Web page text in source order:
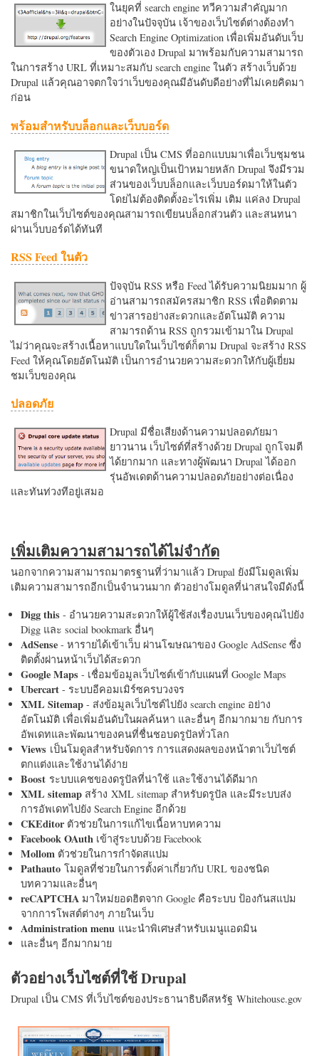
ในยุคที่ search engine ทวีความสำคัญมาก
อย่างในปัจจุบัน เจ้าของเว็บไซต์ต่างต้องทำ
Search Engine Optimization เพื่อเพิ่มอันดับเว็บ
ของตัวเอง Drupal มาพร้อมกับความสามารถ
ในการสร้าง URL ที่เหมาะสมกับ search engine ในตัว สร้างเว็บด้วย
Drupal แล้วคุณอาจตกใจว่าเว็บของคุณมีอันดับดีอย่างที่ไม่เคยคิดมา
ก่อน
พร้อมสำหรับบล็อกและเว็บบอร์ด
Drupal เป็น CMS ที่ออกแบบมาเพื่อเว็บชุมชน
ขนาดใหญ่เป็นเป้าหมายหลัก Drupal จึงมีรวม
ส่วนของเว็บบล็อกและเว็บบอร์ดมาให้ในตัว
โดยไม่ต้องติดตั้งอะไรเพิ่ม เติม แค่ลง Drupal
สมาชิกในเว็บไซต์ของคุณสามารถเขียนบล็อกส่วนตัว และสนทนา
ผ่านเว็บบอร์ดได้ทันที
RSS Feed ในตัว
ปัจจุบัน RSS หรือ Feed ได้รับความนิยมมาก ผู้
อ่านสามารถสมัครสมาชิก RSS เพื่อติดตาม
ข่าวสารอย่างสะดวกและอัตโนมัติ ความ
สามารถด้าน RSS ถูกรวมเข้ามาใน Drupal
ไม่ว่าคุณจะสร้างเนื้อหาแบบใดในเว็บไซต์ก็ตาม Drupal จะสร้าง RSS
Feed ให้คุณโดยอัตโนมัติ เป็นการอำนวยความสะดวกใหักับผู้เยี่ยม
ชมเว็บของคุณ
ปลอดภัย
Drupal มีชื่อเสียงด้านความปลอดภัยมา
ยาวนาน เว็บไซต์ที่สร้างด้วย Drupal ถูกโจมตี
ได้ยากมาก และทางผู้พัฒนา Drupal ได้ออก
รุ่นอัพเดตด้านความปลอดภัยอย่างต่อเนื่อง
และทันท่วงทีอยู่เสมอ
เพิ่มเติมความสามารถได้ไม่จำกัด
นอกจากความสามารถมาตรฐานที่ว่ามาแล้ว Drupal ยังมีโมดูลเพิ่ม
เติมความสามารถอีกเป็นจำนวนมาก ตัวอย่างโมดูลที่น่าสนใจมีดังนี้
Digg this - อำนวยความสะดวกให้ผู้ใช้ส่งเรื่องบนเว็บของคุณไปยัง
Digg และ social bookmark อื่นๆ
AdSense - หารายได้เข้าเว็บ ผ่านโฆษณาของ Google AdSense ซึ่ง
ติดตั้งผ่านหน้าเว็บได้สะดวก
Google Maps - เชื่อมข้อมูลเว็บไซต์เข้ากับแผนที่ Google Maps
Ubercart - ระบบอีคอมเมิร์ซครบวงจร
XML Sitemap - ส่งข้อมูลเว็บไซต์ไปยัง search engine อย่าง
อัตโนมัติ เพื่อเพิ่มอันดับในผลค้นหา และอื่นๆ อีกมากมาย กับการ
อัพเดทและพัฒนาของคนที่ชื่นชอบดรูปัลทั่วโลก
Views เป็นโมดูลสำหรับจัดการ การแสดงผลของหน้าตาเว็บไซต์
ตกแต่งและใช้งานได้ง่าย
Boost ระบบแคชของดรูปัลที่น่าใช้ และใช้งานได้ดีมาก
XML sitemap สร้าง XML sitemap สำหรับดรูปัล และมีระบบส่ง
การอัพเดทไปยัง Search Engine อีกด้วย
CKEditorตัวช่วยในการแก้ไขเนื้อหาบทความ
Facebook OAuth เข้าสู่ระบบด้วย Facebook
Mollom ตัวช่วยในการกำจัดสแปม
Pathauto โมดูลที่ช่วยในการตั้งค่าเกี่ยวกับ URL ของชนิด
บทความและอื่นๆ
reCAPTCHA มาใหม่ยอดฮิตจาก Google คือระบบ ป้องกันสแปม
จากการโพสต์ต่างๆ ภายในเว็บ
Administration menu แนะนำพิเศษสำหรับเมนูแอดมิน
และอื่นๆ อีกมากมาย
ตัวอย่างเว็บไซต์ที่ใช้ Drupal
Drupal เป็น CMS ที่เว็บไซต์ของประธานาธิบดีสหรัฐ Whitehouse.gov